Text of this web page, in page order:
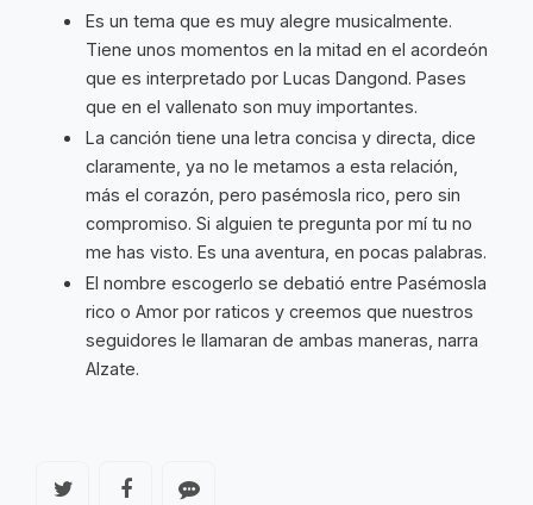
Es un tema que es muy alegre musicalmente.
Tiene unos momentos en la mitad en el acordeón
que es interpretado por Lucas Dangond. Pases
que en el vallenato son muy importantes.
La canción tiene una letra concisa y directa, dice
claramente, ya no le metamos a esta relación,
más el corazón, pero pasémosla rico, pero sin
compromiso. Si alguien te pregunta por mí tu no
me has visto. Es una aventura, en pocas palabras.
El nombre escogerlo se debatió entre Pasémosla
rico o Amor por raticos y creemos que nuestros
seguidores le llamaran de ambas maneras, narra
Alzate.